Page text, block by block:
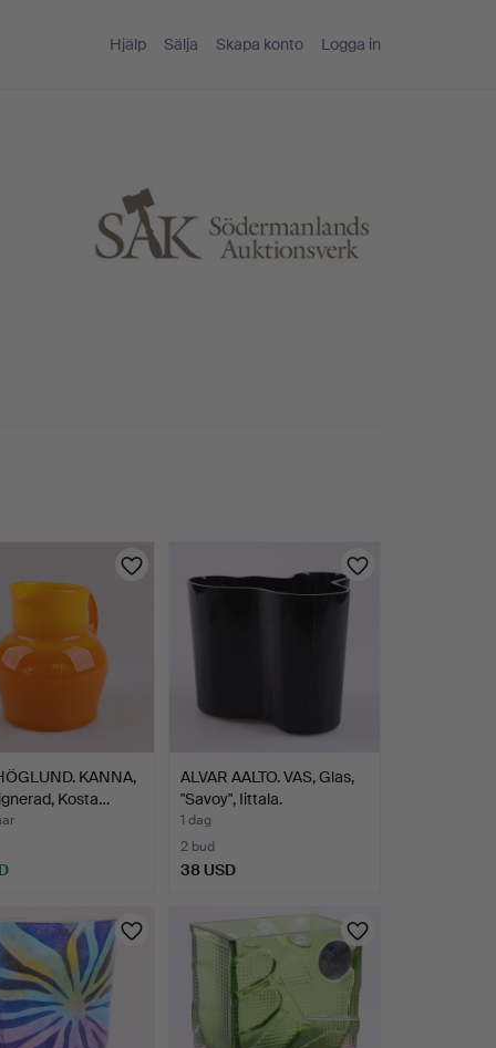
Hjälp Sälja Skapa konto Logga in
KANNA,
Kosta…
ALVAR AALTO. VAS, Glas,
"Savoy", Iittala.
1 dag
2 bud
38 USD